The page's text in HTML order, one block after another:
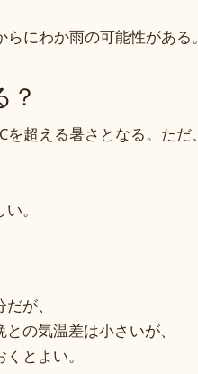
にわか雨の可能性がある。
？
超える暑さとなる。ただ、
。
が、
の気温差は小さいが、
とよい。